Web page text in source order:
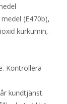
(E470b),
kurkumin,
Kontrollera
kundtjänst.